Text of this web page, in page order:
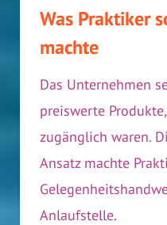
Was Praktiker
machte
Das Unternehmen
preiswerte
zugänglich waren.
Ansatz machte
Anlaufstelle.